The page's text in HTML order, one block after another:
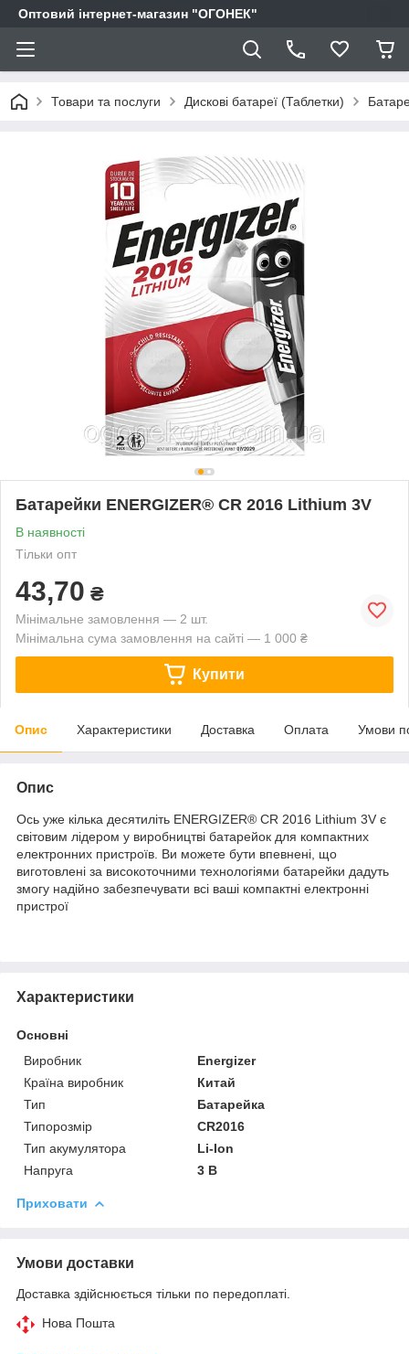
Оптовий інтернет-магазин "ОГОНЕК"
Товари та послуги Дискові батареї (Таблетки)
Батарейки ENERGIZER® CR 2016 Lithium 3V
В наявності
Тільки опт
43,70 ₴
Мінімальне замовлення — 2 шт.
Мінімальна сума замовлення на сайті — 1 000 ₴
Купити
Опис Характеристики Доставка Оплата Умови
Опис
Ось уже кілька десятиліть ENERGIZER® CR 2016 Lithium 3V є
світовим лідером у виробництві батарейок для компактних
електронних пристроїв. Ви можете бути впевнені, що
виготовлені за високоточними технологіями батарейки дадуть
змогу надійно забезпечувати всі ваші компактні електронні
пристрої
Характеристики
Основні
Виробник
Energizer
Країна виробник
Китай
Тип
Батарейка
Типорозмір
CR2016
Тип акумулятора
Li-Ion
Напруга
3 В
Приховати
Умови доставки
Доставка здійснюється тільки по передоплаті.
Нова Пошта